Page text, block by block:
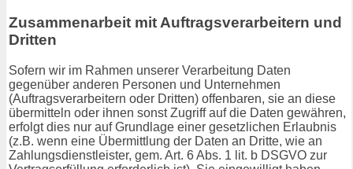
Zusammenarbeit mit Auftragsverarbeitern und
Dritten
Sofern wir im Rahmen unserer Verarbeitung Daten
gegenüber anderen Personen und Unternehmen
(Auftragsverarbeitern oder Dritten) offenbaren, sie an diese
übermitteln oder ihnen sonst Zugriff auf die Daten gewähren,
erfolgt dies nur auf Grundlage einer gesetzlichen Erlaubnis
(z.B. wenn eine Übermittlung der Daten an Dritte, wie an
Zahlungsdienstleister, gem. Art. 6 Abs. 1 lit. b DSGVO zur